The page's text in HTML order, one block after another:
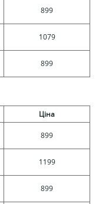
899
1079
899
Ціна
899
1199
899